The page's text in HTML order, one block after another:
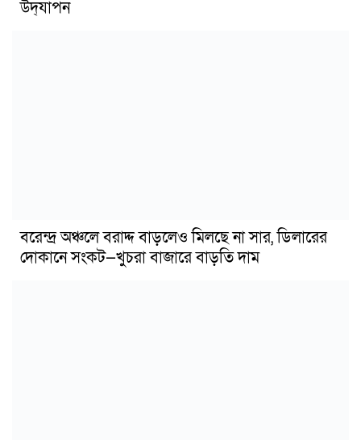
উদ্‌যাপন
বরেন্দ্র অঞ্চলে বরাদ্দ বাড়লেও মিলছে না সার, ডিলারের
দোকানে সংকট—খুচরা বাজারে বাড়তি দাম